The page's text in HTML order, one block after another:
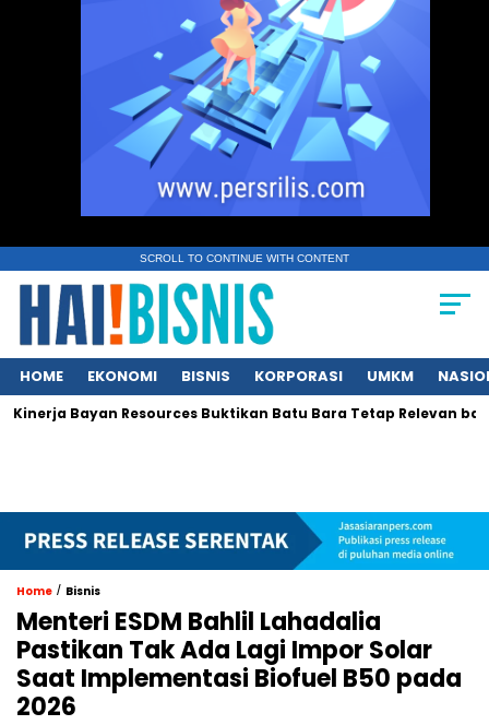
SCROLL TO CONTINUE WITH CONTENT
HOME EKONOMI BISNIS KORPORASI UMKM
Bayan Resources Buktikan Batu Bara Tetap Relevan bagi Asia
Home / Bisnis
Menteri ESDM Bahlil Lahadalia
Pastikan Tak Ada Lagi Impor Solar
Saat Implementasi Biofuel B50 pada
2026